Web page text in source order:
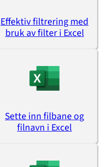
Effektiv filtrering med
bruk av filter i Excel
Sette inn filbane og
filnavn i Excel